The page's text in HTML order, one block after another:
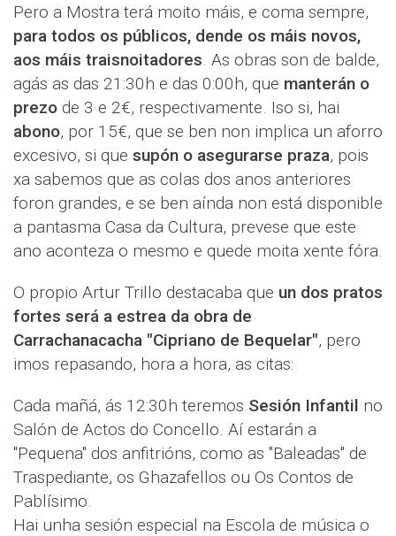
Pero a Mostra terá moito máis, e coma sempre,
para todos os públicos, dende os máis novos,
aos máis traisnoitadores . As obras son de balde,
agás as das 21:30h e das 0:00h, que manterán o
prezo de 3 e 2€, respectivamente. Iso si, hai
abono, por 15€, que se ben non implica un aforro
excesivo, si que supón o asegurarse praza, pois
xa sabemos que as colas dos anos anteriores
foron grandes, e se ben aínda non está disponible
a pantasma Casa da Cultura, prevese que este
ano aconteza o mesmo e quede moita xente fóra.
O propio Artur Trillo destacaba que un dos pratos
fortes será a estrea da obra de
Carrachanacacha "Cipriano de Bequelar", pero
imos repasando, hora a hora, as citas:
Cada mañá, ás 12:30h teremos Sesión Infantil no
Salón de Actos do Concello. Aí estarán a
"Pequena" dos anfitrións, como as "Baleadas" de
Traspediante, os Ghazafellos ou Os Contos de
Pablísimo.
Hai unha sesión especial na Escola de música o